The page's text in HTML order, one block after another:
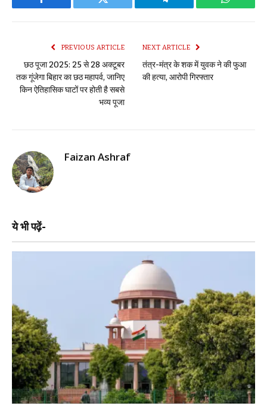
Facebook Twitter Telegram
PREVIOUS ARTICLE
छठ पूजा 2025: 25 से 28 अक्टूबर
तक गूंजेगा बिहार का छठ महापर्व, जानिए
किन ऐतिहासिक घाटों पर होती है सबसे
भव्य पूजा
NEXT ARTICLE
तंत्र-मंत्र के शक में युवक ने की फुआ
की हत्या, आरोपी गिरफ्तार
Faizan Ashraf
ये भी पढ़ें-